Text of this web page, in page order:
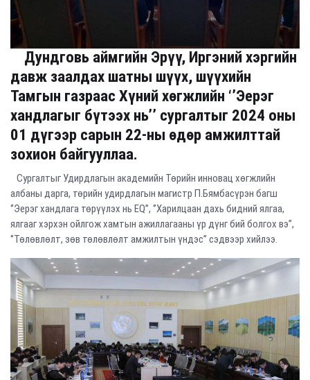
Дундговь аймгийн Эрүү, Иргэний хэргийн
давж заалдах шатны шүүх, шүүхийн
Тамгын газраас Хүний хөгжлийн ‘’Эерэг
хандлагыг бүтээх нь’’ сургалтыг 2024 оны
01 дүгээр сарын 22-ны өдөр амжилттай
зохион байгууллаа.
Сургалтыг Удирдлагын академийн Төрийн инновац хөгжлийн
албаны дарга, төрийн удирдлагын магистр П.Бямбасүрэн багш
‘’Эерэг хандлага төрүүлэх нь EQ’’, ‘’Харилцаан дахь бидний ялгаа,
ялгааг хэрхэн ойлгож хамтын ажиллагааны үр дүнг бий болгох вэ’’,
‘’Төлөвлөлт, зөв төлөвлөлт амжилтын үндэс’’ сэдвээр хийлээ.